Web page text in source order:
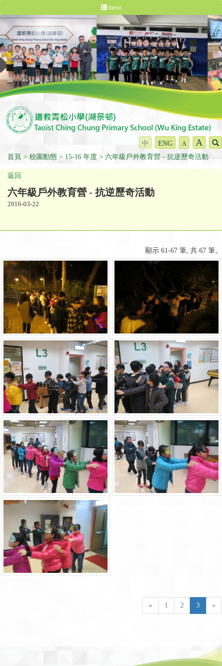
menu
中 ENG A A
首頁 校園動態 15-16 年度 六年級戶外教育營 - 抗逆歷奇活動
返回
六年級戶外教育營 - 抗逆歷奇活動
2016-03-22
顯示 61-67 筆, 共 67 筆。
« 1 2 3 »